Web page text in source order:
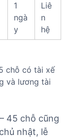
1
ngà
y
Liê
n
hệ
chỗ có tài xế
và lương tài
45 chỗ cũng
nhật, lễ